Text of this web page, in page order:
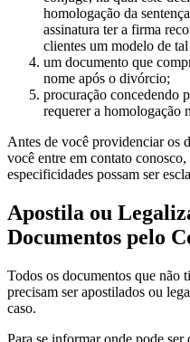
homologação da
assinatura ter a firma
clientes um modelo de
um documento que
nome após o divórcio;
procuração concedendo
requerer a homologação
Antes de você providenciar os
você entre em contato
especificidades possam ser
Apostila ou
Documentos pelo
Todos os documentos que não
precisam ser apostilados ou
caso.